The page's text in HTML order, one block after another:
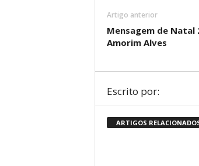
Artigo anterior
Mensagem de Natal
Amorim Alves
Escrito por:
ARTIGOS